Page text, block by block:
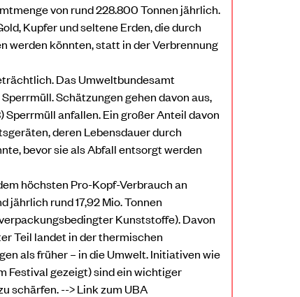
von rund 228.800 Tonnen jährlich.
Kupfer und seltene Erden, die durch
werden könnten, statt in der Verbrennung
Das Umweltbundesamt
Schätzungen gehen davon aus,
anfallen. Ein großer Anteil davon
deren Lebensdauer durch
bevor sie als Abfall entsorgt werden
höchsten Pro-Kopf-Verbrauch an
rund 17,92 Mio. Tonnen
Kunststoffe). Davon
Teil landet in der thermischen
als früher – in die Umwelt. Initiativen wie
Festival gezeigt) sind ein wichtiger
schärfen. --> Link zum UBA